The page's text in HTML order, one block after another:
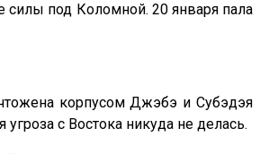
силы под Коломной. 20 января пала
корпусом Джэбэ и Субэдэя
с Востока никуда не делась.